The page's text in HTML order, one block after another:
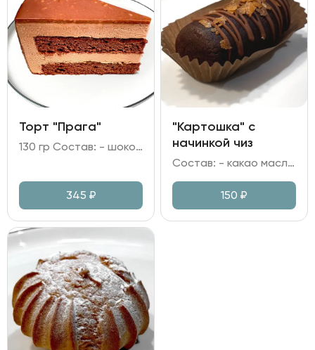
Торт "Прага"
130 гр Состав: - шоколадный бисквит; - сливочный мусс на молочном шоколаде; - глазурь шоколадная; - джем абрикосовый; - фундук.
345 ₽
"Картошка" с
начинкой чиз
Состав: - какао масло; масло сливочное; - мука пшеничная; яйцо куриное; - сгущеное молоко; ликер Амаретто; какао; сахар; - начинка на сливках и творожном сыре; - вафельная крошка.
150 ₽